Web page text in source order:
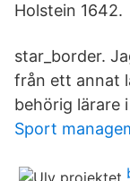
Holstein 1642.
star_border.
från ett annat
behörig lärare
Sport